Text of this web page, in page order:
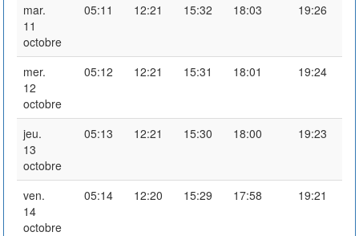
mar.
11
octobre
05:11 12:21 15:32 18:03 19:26
mer.
12
octobre
05:12 12:21 15:31 18:01 19:24
jeu.
13
octobre
05:13 12:21 15:30 18:00 19:23
ven.
14
octobre
05:14 12:20 15:29 17:58 19:21